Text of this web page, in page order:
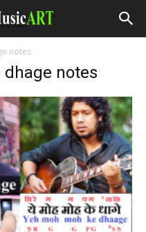
notes
dhage notes